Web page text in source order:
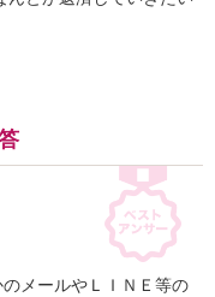
メールやＬＩＮＥ等の